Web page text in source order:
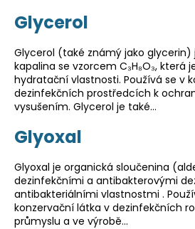
Glycerol
Glycerol (také známý jako glycerin)
kapalina se vzorcem C₃H₈O₃, která
hydratační vlastnosti. Používá se v
dezinfekčních prostředcích k
vysušením. Glycerol je také…
Glyoxal
Glyoxal je organická sloučenina
dezinfekčními a antibakterovými
antibakteriálními vlastnostmi .
konzervační látka v dezinfekčních
průmyslu a ve výrobě…